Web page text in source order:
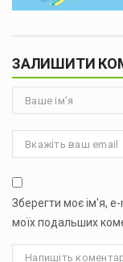
ЗАЛИШИТИ
Зберегти моє ім'я,
моїх подальших